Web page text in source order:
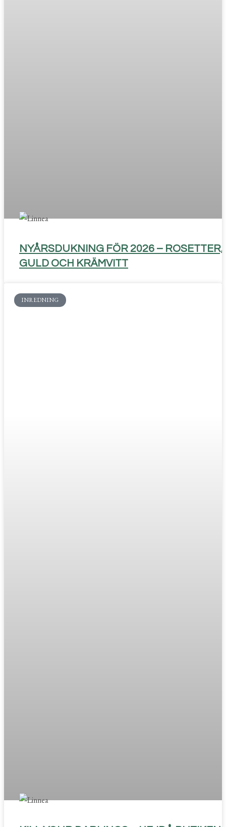
NYÅRSDUKNING FÖR 2026 – ROSETTER,
GULD OCH KRÄMVITT
INREDNING